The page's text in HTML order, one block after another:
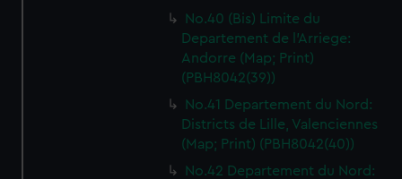
No.40 (Bis) Limite du
Departement de l'Arriege:
Andorre (Map; Print)
(PBH8042(39))
No.41 Departement du Nord:
Districts de Lille, Valenciennes
(Map; Print) (PBH8042(40))
No.42 Departement du Nord: